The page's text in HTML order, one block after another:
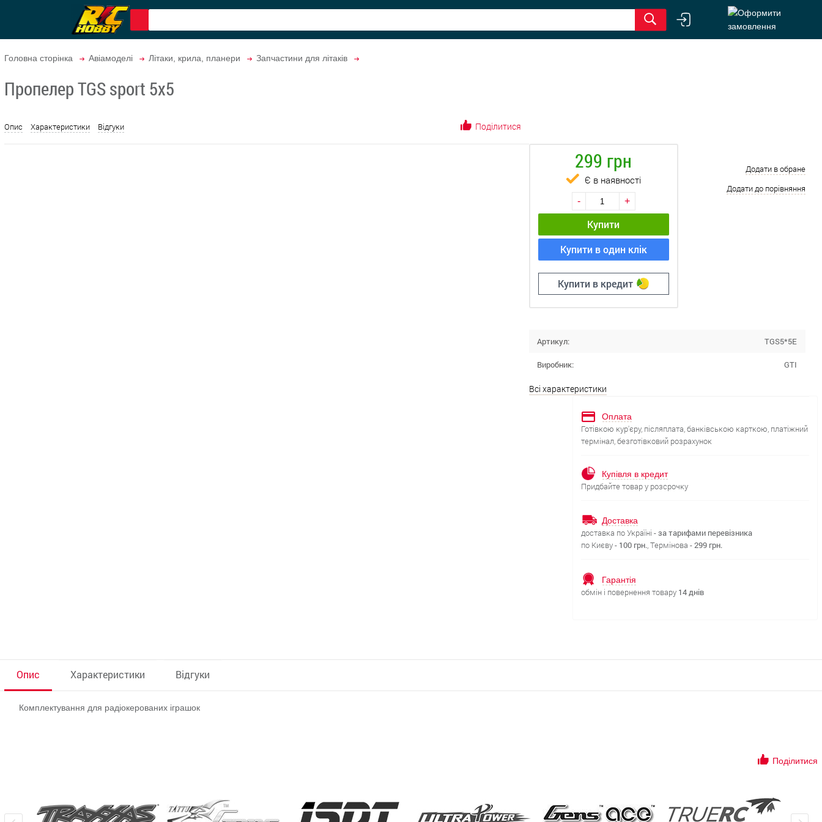
Головна сторінка Авіамоделі Літаки, крила, планери Запчастини для літаків
Пропелер TGS sport 5х5
Опис Характеристики Відгуки Поділитися
299 грн
Є в наявності
- +
Купити
Купити в один клік
Купити в кредит
Додати в обране
Додати до порівняння
Артикул: TGS5*5E
Виробник: GTI
Всі характеристики
Оплата
Готівкою кур'єру, післяплата, банківською карткою, платіжний
термінал, безготівковий розрахунок
Купівля в кредит
Придбайте товар у розсрочку
Доставка
доставка по Україні -за тарифами перевізника
по Києву - 100 грн., Термінова -299 грн.
Гарантія
обмін і повернення товару 14 днів
Опис
Комплектування для радіокерованих іграшок
Характеристики Відгуки
Поділитися